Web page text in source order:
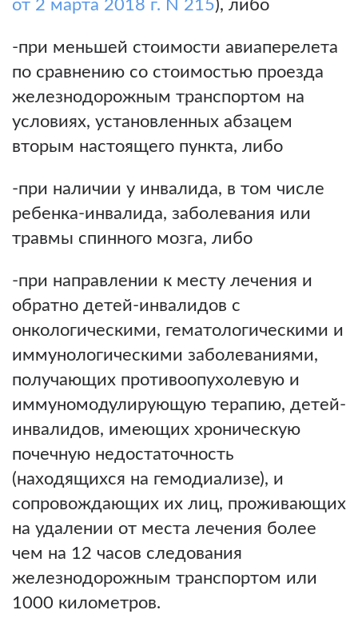
от 2 марта 2018 г. N 215), либо
-при меньшей стоимости авиаперелета
по сравнению со стоимостью проезда
железнодорожным транспортом на
условиях, установленных абзацем
вторым настоящего пункта, либо
-при наличии у инвалида, в том числе
ребенка-инвалида, заболевания или
травмы спинного мозга, либо
-при направлении к месту лечения и
обратно детей-инвалидов с
онкологическими, гематологическими и
иммунологическими заболеваниями,
получающих противоопухолевую и
иммуномодулирующую терапию, детей-
инвалидов, имеющих хроническую
почечную недостаточность
(находящихся на гемодиализе), и
сопровождающих их лиц, проживающих
на удалении от места лечения более
чем на 12 часов следования
железнодорожным транспортом или
1000 километров.